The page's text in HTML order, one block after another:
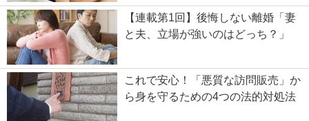
【連載第1回】後悔しない離婚「妻
と夫、立場が強いのはどっち？」
これで安心！「悪質な訪問販売」か
ら身を守るための4つの法的対処法